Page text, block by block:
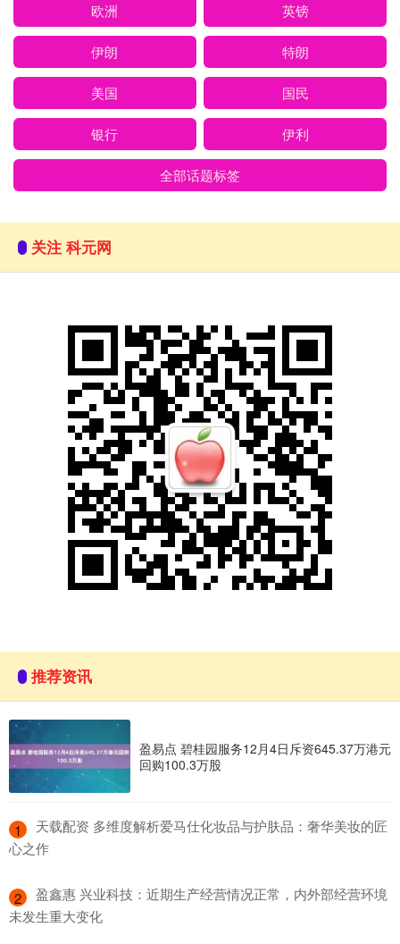
欧洲 英镑
伊朗 特朗
美国 国民
银行 伊利
全部话题标签
关注 科元网
推荐资讯
盈易点 碧桂园服务12月4日斥资645.37万港元
回购100.3万股
1
​天载配资 多维度解析爱马仕化妆品与护肤品：奢华美妆的匠
心之作
2
​盈鑫惠 兴业科技：近期生产经营情况正常，内外部经营环境
未发生重大变化